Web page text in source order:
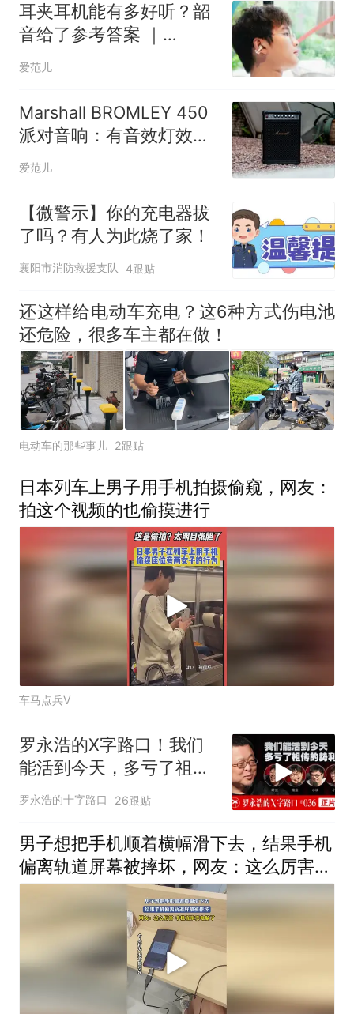
耳夹耳机能有多好听？韶
音给了参考答案 ｜
OpenDots 2 体验
爱范儿
Marshall BROMLEY 450
派对音响：有音效灯效和
40 小时续航，麦克风吉
爱范儿
【微警示】你的充电器拔
了吗？有人为此烧了家！
襄阳市消防救援支队 4跟贴
还这样给电动车充电？这6种方式伤电池
还危险，很多车主都在做！
电动车的那些事儿 2跟贴
日本列车上男子用手机拍摄偷窥，网友：
拍这个视频的也偷摸进行
车马点兵V
罗永浩的X字路口！我们
能活到今天，多亏了祖传
的势利眼
罗永浩的十字路口 26跟贴
男子想把手机顺着横幅滑下去，结果手机
偏离轨道屏幕被摔坏，网友：这么厉害，
手机直接变电脑了